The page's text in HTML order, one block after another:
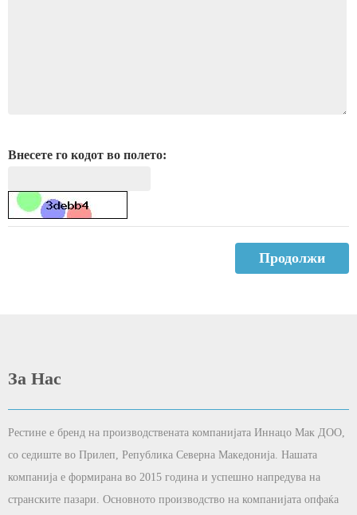
Внесете го кодот во полето:
Продолжи
За Нас
Рестине е бренд на производствената компанијата Иннацо Мак ДОО,
со седиште во Прилеп, Република Северна Македонија. Нашата
компанија е формирана во 2015 година и успешно напредува на
странските пазари. Основното производство на компанијата опфаќа